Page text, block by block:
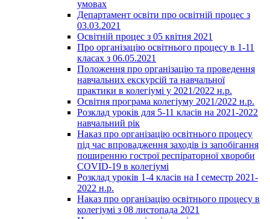
умовах
Департамент освіти про освітній процес з
03.03.2021
Освітній процес з 05 квітня 2021
Про організацію освітнього процесу в 1-11
класах з 06.05.2021
Положення про організацію та проведення
навчальних екскурсій та навчальної
практики в колегіумі у 2021/2022 н.р.
Освітня програма колегіуму 2021/2022 н.р.
Розклад уроків для 5-11 класів на 2021-2022
навчальний рік
Наказ про організацію освітнього процесу
під час впровадження заходів із запобігання
поширенню гострої респіраторної хвороби
COVID-19 в колегіумі
Розклад уроків 1-4 класів на І семестр 2021-
2022 н.р.
Наказ про організацію освітнього процесу в
колегіумі з 08 листопада 2021